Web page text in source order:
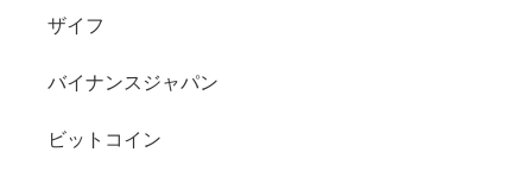
ザイフ
バイナンスジャパン
ビットコイン